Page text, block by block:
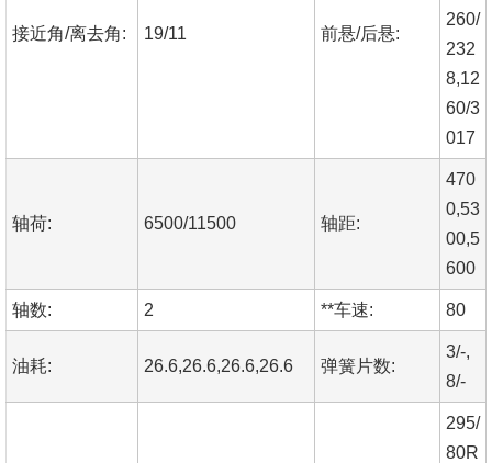
接近角/离去角: 19/11 前悬/后悬:
260/
232
8,12
60/3
017
轴荷: 6500/11500 轴距:
470
0,53
00,5
600
轴数: 2 **车速: 80
油耗: 26.6,26.6,26.6,26.6 弹簧片数:
3/-,
8/-
295/
80R